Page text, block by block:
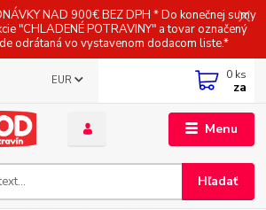
NAD 900€ BEZ DPH * Do konečnej sumy
"CHLADENÉ POTRAVINY" a tovar označený
odrátaná vo vystavenom dodacom liste.*
Menu
EUR
Hľadať
0 ks
za